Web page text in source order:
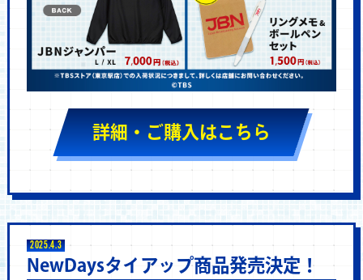
詳細・ご購入はこちら
2025.4.3
NewDaysタイアップ商品発売決定！